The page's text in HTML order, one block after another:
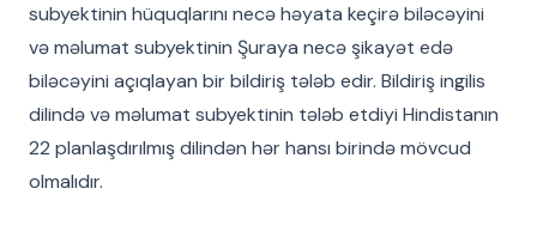
subyektinin hüquqlarını necə həyata keçirə biləcəyini
və məlumat subyektinin Şuraya necə şikayət edə
biləcəyini açıqlayan bir bildiriş tələb edir. Bildiriş ingilis
dilində və məlumat subyektinin tələb etdiyi Hindistanın
22 planlaşdırılmış dilindən hər hansı birində mövcud
olmalıdır.